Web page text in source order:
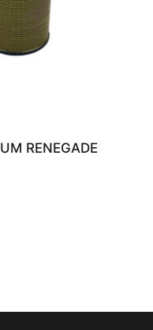
RENEGADE